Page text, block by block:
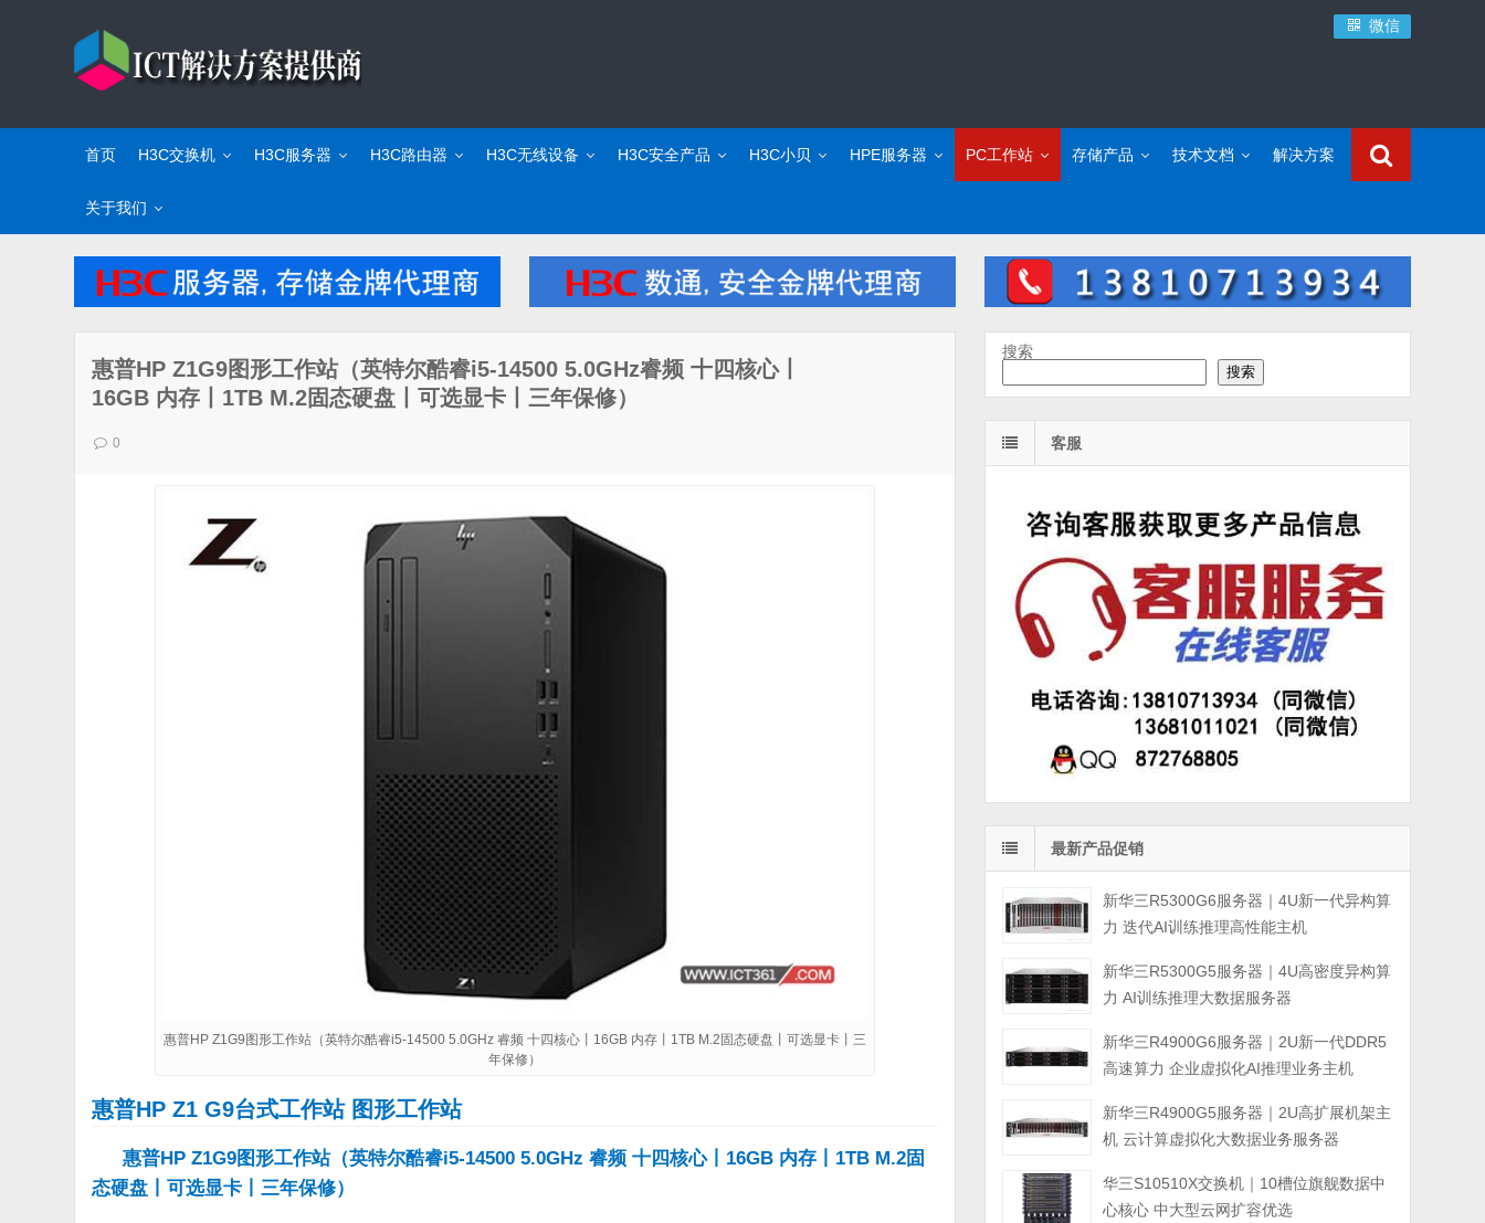
微信
首页 H3C交换机 H3C服务器 H3C路由器 H3C无线设备 H3C安全产品 H3C小贝 HPE服务器 PC工作站 存储产品 技术文档 解决方案
关于我们
惠普HP Z1G9图形工作站（英特尔酷睿i5-14500 5.0GHz睿频 十四核心丨
16GB 内存丨1TB M.2固态硬盘丨可选显卡丨三年保修）
0
惠普HP Z1G9图形工作站（英特尔酷睿i5-14500 5.0GHz 睿频 十四核心丨16GB 内存丨1TB M.2固态硬盘丨可选显卡丨三
年保修）
惠普HP Z1 G9台式工作站 图形工作站
惠普HP Z1G9图形工作站（英特尔酷睿i5-14500 5.0GHz 睿频 十四核心丨16GB 内存丨1TB M.2固
态硬盘丨可选显卡丨三年保修）
搜索
搜索
客服
最新产品促销
新华三R5300G6服务器｜4U新一代异构算
力 迭代AI训练推理高性能主机
新华三R5300G5服务器｜4U高密度异构算
力 AI训练推理大数据服务器
新华三R4900G6服务器｜2U新一代DDR5
高速算力 企业虚拟化AI推理业务主机
新华三R4900G5服务器｜2U高扩展机架主
机 云计算虚拟化大数据业务服务器
华三S10510X交换机｜10槽位旗舰数据中
心核心 中大型云网扩容优选